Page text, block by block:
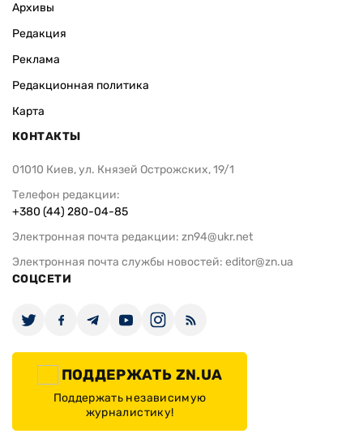
Архивы
Редакция
Реклама
Редакционная политика
Карта
КОНТАКТЫ
01010 Киев, ул. Князей Острожских, 19/1
Телефон редакции:
+380 (44) 280-04-85
Электронная почта редакции: zn94@ukr.net
Электронная почта службы новостей: editor@zn.ua
СОЦСЕТИ
ПОДДЕРЖАТЬ ZN.UA
Поддержать независимую
журналистику!